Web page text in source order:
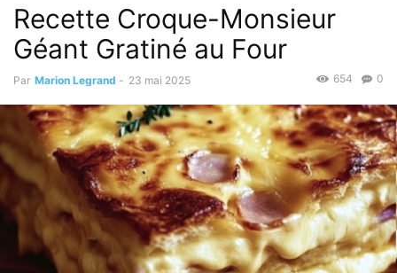
Recette Croque-Monsieur
Géant Gratiné au Four
Par Marion Legrand - 23 mai 2025 0
654